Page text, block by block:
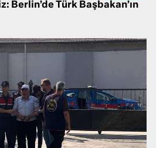
Berlin’de Türk Başbakan’ın